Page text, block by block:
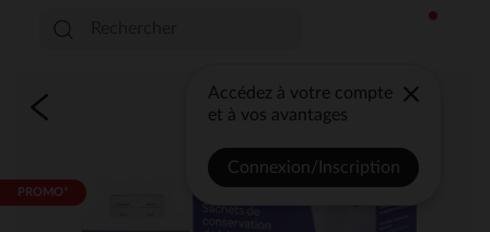
Accédez à votre compte
et à vos avantages
Connexion/Inscription
PROMO*